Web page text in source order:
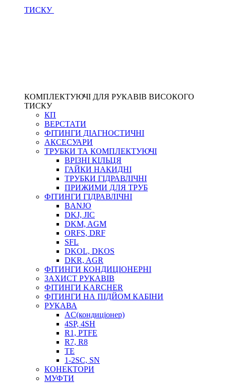
ТИСКУ
КОМПЛЕКТУЮЧІ ДЛЯ РУКАВІВ ВИСОКОГО
ТИСКУ
КП
ВЕРСТАТИ
ФІТИНГИ ДІАГНОСТИЧНІ
АКСЕСУАРИ
ТРУБКИ ТА КОМПЛЕКТУЮЧІ
ВРІЗНІ КІЛЬЦЯ
ГАЙКИ НАКИДНІ
ТРУБКИ ГІДРАВЛІЧНІ
ПРИЖИМИ ДЛЯ ТРУБ
ФІТИНГИ ГІДРАВЛІЧНІ
BANJO
DKJ, JIC
DKM, AGM
ORFS, DRF
SFL
DKOL, DKOS
DKR, AGR
ФІТИНГИ КОНДИЦІОНЕРНІ
ЗАХИСТ РУКАВІВ
ФІТИНГИ KARCHER
ФІТИНГИ НА ПІДЙОМ КАБІНИ
РУКАВА
AC(кондиціонер)
4SP, 4SH
R1, PTFE
R7, R8
TE
1-2SC, SN
КОНЕКТОРИ
МУФТИ